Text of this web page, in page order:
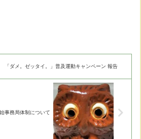
「ダメ。ゼッタイ。」普及運動キャンペーン 報告
事務局体制について